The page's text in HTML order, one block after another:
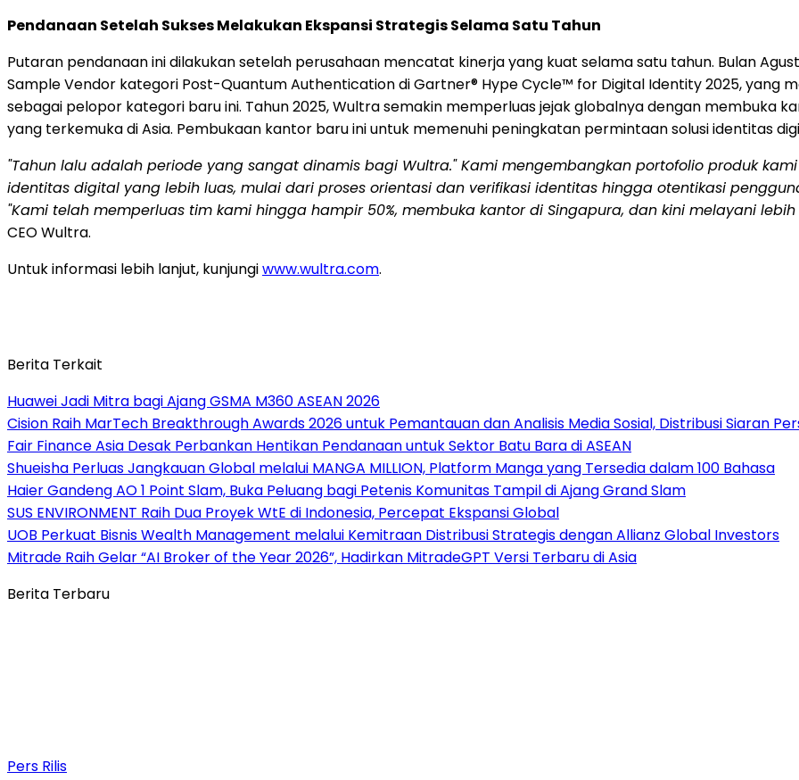
Pendanaan Setelah Sukses Melakukan Ekspansi Strategis Selama Satu Tahun
Putaran pendanaan ini dilakukan setelah perusahaan mencatat kinerja yang kuat selama satu tahun. Bulan
Sample Vendor kategori Post-Quantum Authentication di Gartner® Hype Cycle™ for Digital Identity 2025, yang
sebagai pelopor kategori baru ini. Tahun 2025, Wultra semakin memperluas jejak globalnya dengan membuka
yang terkemuka di Asia. Pembukaan kantor baru ini untuk memenuhi peningkatan permintaan solusi identitas
"Tahun lalu adalah periode yang sangat dinamis bagi Wultra." Kami mengembangkan portofolio produk
identitas digital yang lebih luas, mulai dari proses orientasi dan verifikasi identitas hingga otentikasi
"Kami telah memperluas tim kami hingga hampir 50%, membuka kantor di Singapura, dan kini melayani
CEO Wultra.
Untuk informasi lebih lanjut, kunjungiwww.wultra.com.
Berita Terkait
Huawei Jadi Mitra bagi Ajang GSMA M360 ASEAN 2026
Cision Raih MarTech Breakthrough Awards 2026 untuk Pemantauan dan Analisis Media Sosial, Distribusi Siaran
Fair Finance Asia Desak Perbankan Hentikan Pendanaan untuk Sektor Batu Bara di ASEAN
Shueisha Perluas Jangkauan Global melalui MANGA MILLION, Platform Manga yang Tersedia dalam 100 Bahasa
Haier Gandeng AO 1 Point Slam, Buka Peluang bagi Petenis Komunitas Tampil di Ajang Grand Slam
SUS ENVIRONMENT Raih Dua Proyek WtE di Indonesia, Percepat Ekspansi Global
UOB Perkuat Bisnis Wealth Management melalui Kemitraan Distribusi Strategis dengan Allianz Global Investors
Mitrade Raih Gelar “AI Broker of the Year 2026”, Hadirkan MitradeGPT Versi Terbaru di Asia
Berita Terbaru
Pers Rilis